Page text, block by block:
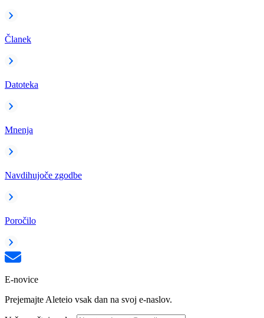
Članek
Datoteka
Mnenja
Navdihujoče zgodbe
Poročilo
E-novice
Prejemajte Aleteio vsak dan na svoj e-naslov.